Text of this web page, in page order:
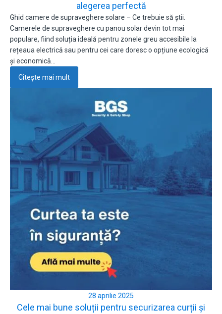
alegerea perfectă
Ghid camere de supraveghere solare – Ce trebuie să știi.
Camerele de supraveghere cu panou solar devin tot mai
populare, fiind soluția ideală pentru zonele greu accesibile la
rețeaua electrică sau pentru cei care doresc o opțiune ecologică
și economică…
Citește mai mult
28 aprilie 2025
Cele mai bune soluții pentru securizarea curții și